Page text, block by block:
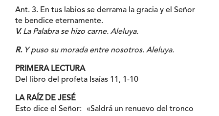
Ant. 3. En tus labios se derrama la gracia y el Señor
te bendice eternamente.
V.La Palabra se hizo carne. Aleluya.
R.Y puso su morada entre nosotros. Aleluya.
PRIMERA LECTURA
Del libro del profeta Isaías 11, 1-10
LA RAÍZ DE JESÉ
Esto dice el Señor: «Saldrá un renuevo del tronco